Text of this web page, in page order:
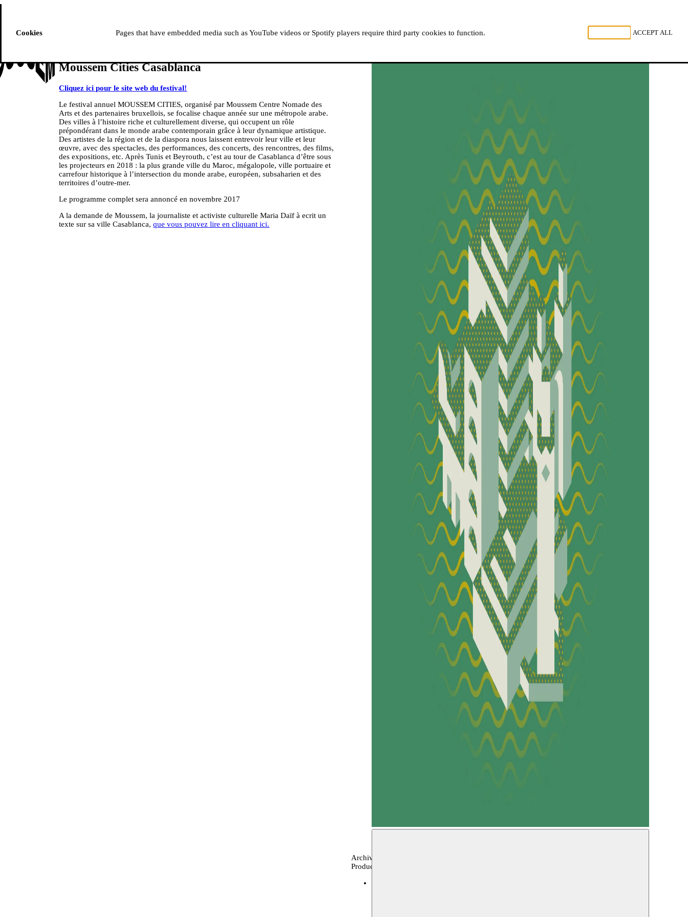
PROGRAMME À PROPOS RÉSIDENCES
LISEZ, ÉCOUTEZ, REGARDEZ
Moussem Cities Casablanca
Cliquez ici pour le site web du festival!
Le festival annuel MOUSSEM CITIES, organisé par Moussem Centre Nomade des
Arts et des partenaires bruxellois, se focalise chaque année sur une métropole arabe.
Des villes à l’histoire riche et culturellement diverse, qui occupent un rôle
prépondérant dans le monde arabe contemporain grâce à leur dynamique artistique.
Des artistes de la région et de la diaspora nous laissent entrevoir leur ville et leur
œuvre, avec des spectacles, des performances, des concerts, des rencontres, des films,
des expositions, etc. Après Tunis et Beyrouth, c’est au tour de Casablanca d’être sous
les projecteurs en 2018 : la plus grande ville du Maroc, mégalopole, ville portuaire et
carrefour historique à l’intersection du monde arabe, européen, subsaharien et des
territoires d’outre-mer.
Le programme complet sera annoncé en novembre 2017
A la demande de Moussem, la journaliste et activiste culturelle Maria Daïf à ecrit un
texte sur sa ville Casablanca,que vous pouvez lire en cliquant ici.
Archives, festival
Production Moussem
Cookies Pages that have embedded media such as YouTube videos or Spotify players require third party cookies to function. ACCEPT ALL